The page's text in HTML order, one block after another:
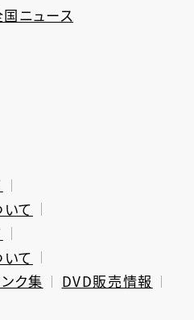
国ニュース
て
て
ク集
DVD販売情報